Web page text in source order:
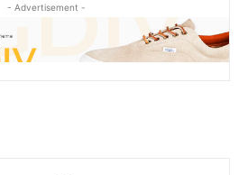
- Advertisement -